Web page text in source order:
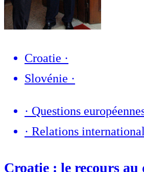
Croatie ·
Slovénie ·
· Questions
· Relations
Croatie : le recours